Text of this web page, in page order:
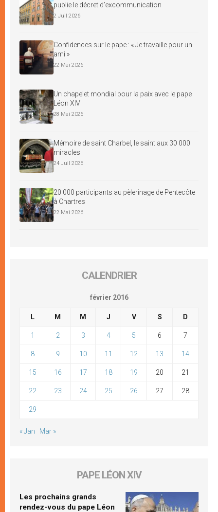
publie le décret d’excommunication
2 Juil 2026
Confidences sur le pape : « Je travaille pour un
ami »
22 Mai 2026
Un chapelet mondial pour la paix avec le pape
Léon XIV
28 Mai 2026
Mémoire de saint Charbel, le saint aux 30 000
miracles
24 Juil 2026
20 000 participants au pèlerinage de Pentecôte
à Chartres
22 Mai 2026
CALENDRIER
février 2016
L M M J V S D
1 2 3 4 5 6 7
8 9 10 11 12 13 14
15 16 17 18 19 20 21
22 23 24 25 26 27 28
29
« Jan Mar »
PAPE LÉON XIV
Les prochains grands
rendez-vous du pape Léon